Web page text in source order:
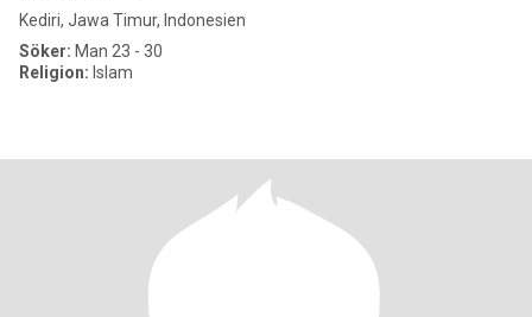
Kediri, Jawa Timur, Indonesien
Söker: Man 23 - 30
Religion: Islam